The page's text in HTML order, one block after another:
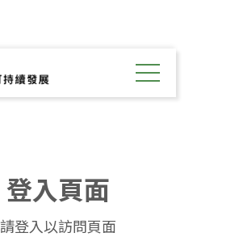
登入頁面
請登入以訪問頁面